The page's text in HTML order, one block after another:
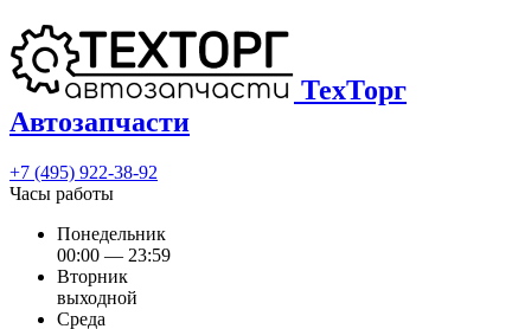
ТехТорг
Автозапчасти
+7 (495) 922-38-92
Часы работы
Понедельник
00:00 — 23:59
Вторник
выходной
Среда